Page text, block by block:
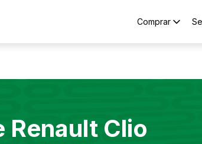
Comprar
Renault Clio